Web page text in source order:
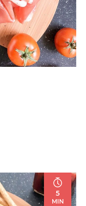
5
MIN